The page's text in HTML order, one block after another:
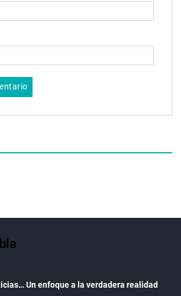
Un enfoque a la verdadera realidad